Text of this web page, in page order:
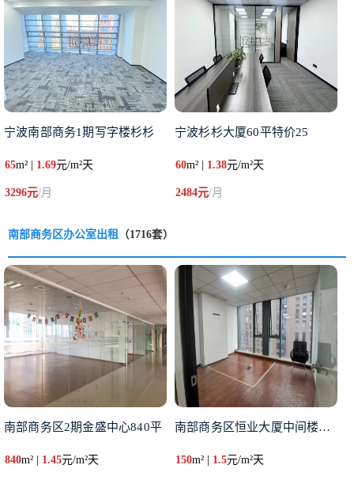
宁波南部商务1期写字楼杉杉
65m² | 1.69元/m²天
3296元/月
宁波杉杉大厦60平特价25
60m² | 1.38元/m²天
2484元/月
南部商务区办公室出租 （1716套）
南部商务区2期金盛中心840平
840m² | 1.45元/m²天
南部商务区恒业大厦中间楼层15
150m² | 1.5元/m²天